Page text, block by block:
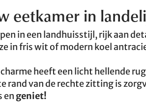
eetkamer in
in een landhuisstijl, rijk aan
in fris wit of modern koel
heeft een licht hellende
rand van de rechte zitting is
en geniet!